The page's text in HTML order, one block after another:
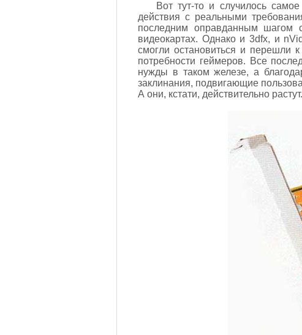
Вот тут-то и случилось
действия с реальными
последним оправданным шагом
видеокартах. Однако и 3dfx, и
смогли остановиться и перешли
потребности геймеров. Все
нужды в таком железе, а
заклинания, подвигающие
А они, кстати, действительно растут.